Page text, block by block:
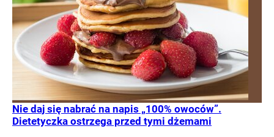
Nie daj się nabrać na napis „100% owoców”.
Dietetyczka ostrzega przed tymi dżemami